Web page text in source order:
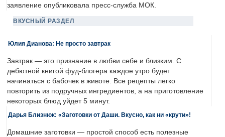
заявление опубликовала пресс-служба МОК.
ВКУСНЫЙ РАЗДЕЛ
Юлия Дианова: Не просто завтрак
Завтрак — это признание в любви себе и близким. С
дебютной книгой фуд-блогера каждое утро будет
начинаться с бабочек в животе. Все рецепты легко
повторить из подручных ингредиентов, а на приготовление
некоторых блюд уйдет 5 минут.
Дарья Близнюк: «Заготовки от Даши. Вкусно, как ни «крути»!
Домашние заготовки — простой способ есть полезные